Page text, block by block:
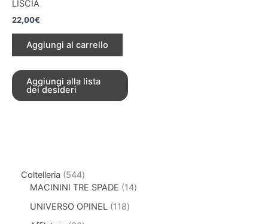
LISCIA
22,00€
Aggiungi al carrello
Aggiungi alla lista
dei desideri
Coltelleria
544
MACININI TRE SPADE
14
UNIVERSO OPINEL 118